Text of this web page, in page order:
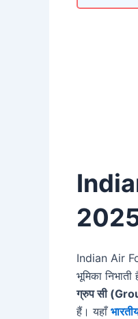
Indian Air
भूमिका
ग्रुप सी
हैं। यहाँ